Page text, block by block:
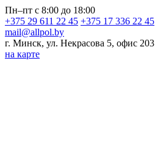
Пн–пт с 8:00 до 18:00
+375 29 611 22 45 +375 17 336 22 45
mail@allpol.by
г. Минск, ул. Некрасова 5, офис 203
на карте